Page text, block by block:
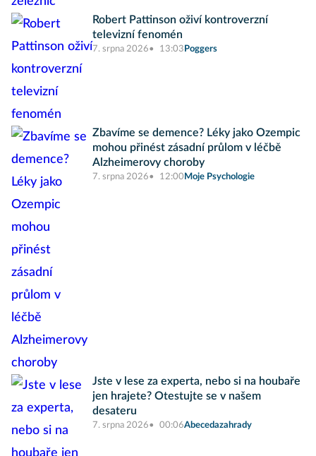
Robert Pattinson oživí kontroverzní
televizní fenomén
7. srpna 2026 13:03 Poggers
Zbavíme se demence? Léky jako Ozempic
mohou přinést zásadní průlom v léčbě
Alzheimerovy choroby
7. srpna 2026 12:00 Moje Psychologie
Jste v lese za experta, nebo si na houbaře
jen hrajete? Otestujte se v našem
desateru
7. srpna 2026 00:06Abecedazahrady